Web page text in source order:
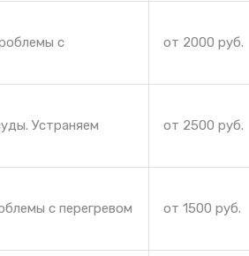
с
от 2000 руб.
Устраняем
от 2500 руб.
с перегревом
от 1500 руб.